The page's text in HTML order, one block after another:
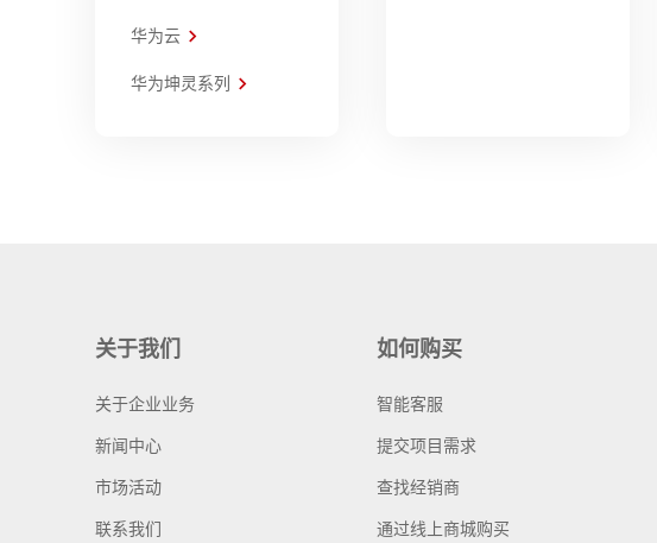
华为云
华为坤灵系列
关于我们
关于企业业务
新闻中心
市场活动
联系我们
如何购买
智能客服
提交项目需求
查找经销商
通过线上商城购买